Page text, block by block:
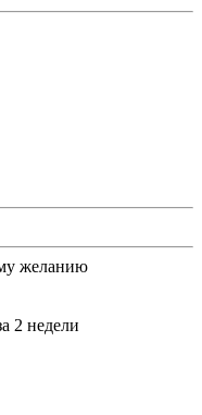
желанию
2 недели